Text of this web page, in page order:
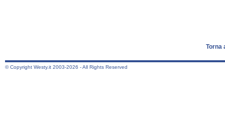
Torna
© Copyright Westy.it 2003-2026 - All Rights Reserved